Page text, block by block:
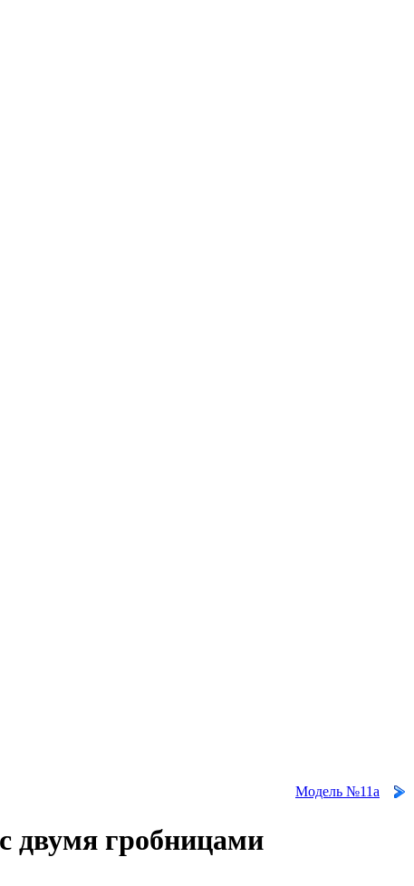
Модель №11а
двумя гробницами